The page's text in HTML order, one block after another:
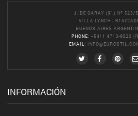
J. DE GARAY (91) Nº 523/
VILLA LYNCH - B1672ADI
BUENOS AIRES
PHONE: +5411 4713-9520
EMAIL :
INFORMACIÓN